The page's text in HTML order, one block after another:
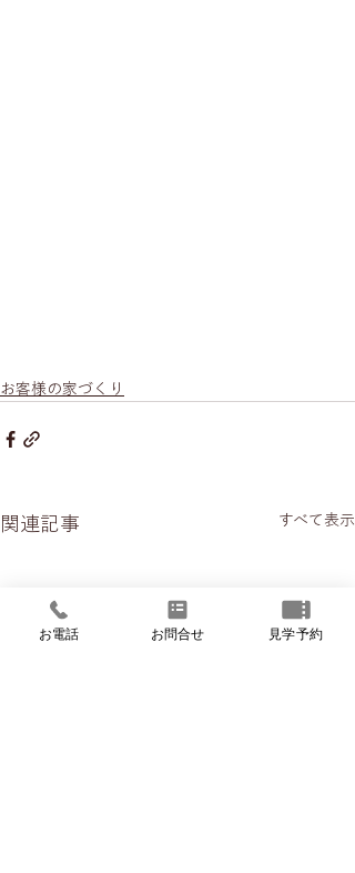
お客様の家づくり
関連記事 すべて表示
お電話 お問合せ 見学予約